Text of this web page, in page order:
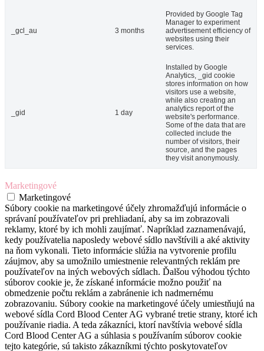
_gcl_au 3 months
Provided by Google Tag
Manager to experiment
advertisement efficiency of
websites using their
services.
_gid 1 day
Installed by Google
Analytics, _gid cookie
stores information on how
visitors use a website,
while also creating an
analytics report of the
website's performance.
Some of the data that are
collected include the
number of visitors, their
source, and the pages
they visit anonymously.
Marketingové
Marketingové
Súbory cookie na marketingové účely zhromažďujú informácie o
správaní používateľov pri prehliadaní, aby sa im zobrazovali
reklamy, ktoré by ich mohli zaujímať. Napríklad zaznamenávajú,
kedy používatelia naposledy webové sídlo navštívili a aké aktivity
na ňom vykonali. Tieto informácie slúžia na vytvorenie profilu
záujmov, aby sa umožnilo umiestnenie relevantných reklám pre
používateľov na iných webových sídlach. Ďalšou výhodou týchto
súborov cookie je, že získané informácie možno použiť na
obmedzenie počtu reklám a zabránenie ich nadmernému
zobrazovaniu. Súbory cookie na marketingové účely umiestňujú na
webové sídla Cord Blood Center AG vybrané tretie strany, ktoré ich
používanie riadia. A teda zákazníci, ktorí navštívia webové sídla
Cord Blood Center AG a súhlasia s používaním súborov cookie
tejto kategórie, sú takisto zákazníkmi týchto poskytovateľov